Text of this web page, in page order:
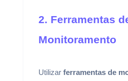
2. Ferramentas
Monitoramento
Utilizar ferramentas de